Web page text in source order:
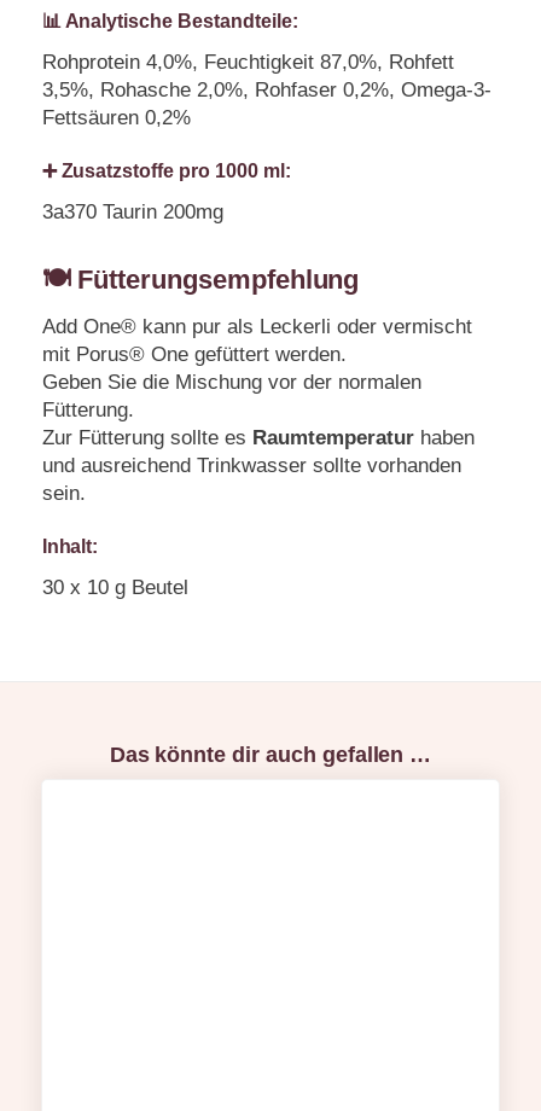
📊 Analytische Bestandteile:
Rohprotein 4,0%, Feuchtigkeit 87,0%, Rohfett
3,5%, Rohasche 2,0%, Rohfaser 0,2%, Omega-3-
Fettsäuren 0,2%
➕ Zusatzstoffe pro 1000 ml:
3a370 Taurin 200mg
🍽️ Fütterungsempfehlung
Add One® kann pur als Leckerli oder vermischt
mit Porus® One gefüttert werden.
Geben Sie die Mischung vor der normalen
Fütterung.
Zur Fütterung sollte es Raumtemperaturhaben
und ausreichend Trinkwasser sollte vorhanden
sein.
Inhalt:
30 x 10 g Beutel
Das könnte dir auch gefallen …